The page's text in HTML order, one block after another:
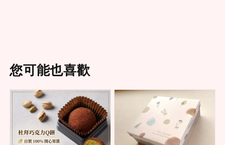
您可能也喜歡